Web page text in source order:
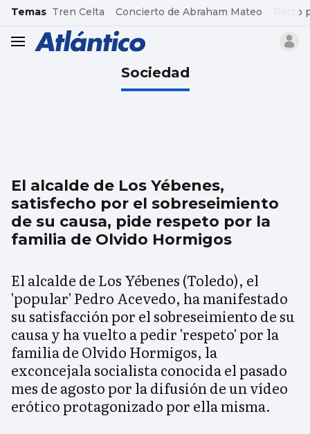
common.go-to-content
Temas Tren Celta Concierto de Abraham Mateo Pacto
header.menu.open
Sociedad
El alcalde de Los Yébenes,
satisfecho por el sobreseimiento
de su causa, pide respeto por la
familia de Olvido Hormigos
El alcalde de Los Yébenes (Toledo), el
'popular' Pedro Acevedo, ha manifestado
su satisfacción por el sobreseimiento de su
causa y ha vuelto a pedir 'respeto' por la
familia de Olvido Hormigos, la
exconcejala socialista conocida el pasado
mes de agosto por la difusión de un vídeo
erótico protagonizado por ella misma.